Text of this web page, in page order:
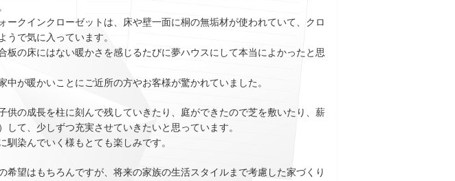
ークインクローゼットは、床や壁一面に桐の無垢材が使われていて、クロ
うで気に入っています。
板の床にはない暖かさを感じるたびに夢ハウスにして本当によかったと思
中が暖かいことにご近所の方やお客様が驚かれていました。
供の成長を柱に刻んで残していきたり、庭ができたので芝を敷いたり、薪
して、少しずつ充実させていきたいと思っています。
馴染んでいく様もとても楽しみです。
希望はもちろんですが、将来の家族の生活スタイルまで考慮した家づくり